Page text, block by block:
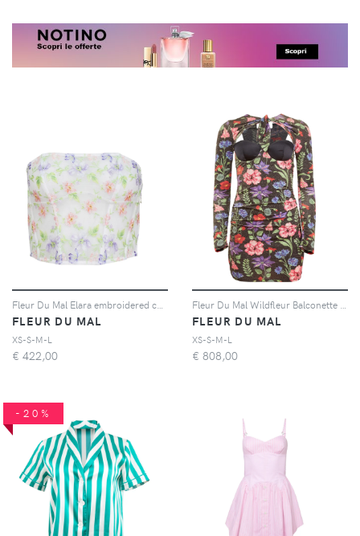
FLEUR DU MAL
XS-S-M-L
€ 422,00
FLEUR DU MAL
XS-S-M-L
€ 808,00
-20%